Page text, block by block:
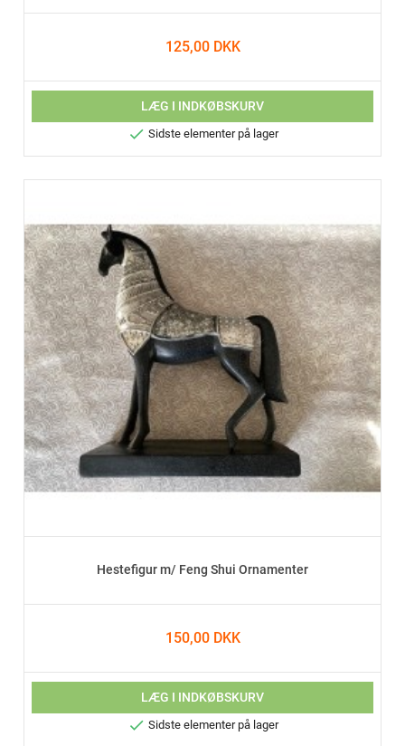
125,00 DKK
LÆG I INDKØBSKURV
 Sidste elementer på lager
Hestefigur m/ Feng Shui Ornamenter
150,00 DKK
LÆG I INDKØBSKURV
 Sidste elementer på lager